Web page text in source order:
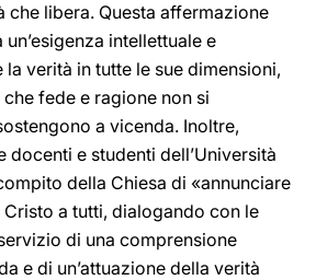
che libera. Questa affermazione
intellettuale e
verità in tutte le sue dimensioni,
fede e ragione non si
a vicenda. Inoltre,
docenti e studenti dell’Università
della Chiesa di «annunciare
a tutti, dialogando con le
di una comprensione
e di un’attuazione della verità